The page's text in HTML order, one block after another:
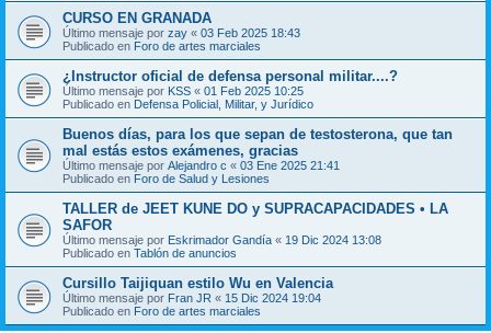
CURSO EN GRANADA
Último mensaje por zay « 03 Feb 2025 18:43
Publicado en Foro de artes marciales
¿Instructor oficial de defensa personal militar....?
Último mensaje por KSS « 01 Feb 2025 10:25
Publicado en Defensa Policial, Militar, y Jurídico
Buenos días, para los que sepan de testosterona, que tan
mal estás estos exámenes, gracias
Último mensaje por Alejandro c « 03 Ene 2025 21:41
Publicado en Foro de Salud y Lesiones
TALLER de JEET KUNE DO y SUPRACAPACIDADES • LA
SAFOR
Último mensaje por Eskrimador Gandía « 19 Dic 2024 13:08
Publicado en Tablón de anuncios
Cursillo Taijiquan estilo Wu en Valencia
Último mensaje por Fran JR « 15 Dic 2024 19:04
Publicado en Foro de artes marciales